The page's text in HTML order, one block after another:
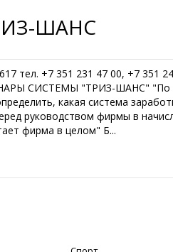
ШАНС
тел. +7 351 231 47 00, +7 351
СИСТЕМЫ "ТРИЗ-ШАНС" "По
какая система
руководством фирмы в
фирма в целом" Б...